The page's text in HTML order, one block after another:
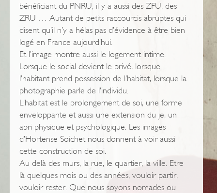
bénéficiant du PNRU, il y a aussi des ZFU, des
ZRU … Autant de petits raccourcis abruptes qui
disent qu’il n’y a hélas pas d’évidence à être bien
logé en France aujourd’hui.
Et l’image montre aussi le logement intime.
Lorsque le social devient le privé, lorsque
l’habitant prend possession de l’habitat, lorsque la
photographie parle de l’individu.
L’habitat est le prolongement de soi, une forme
enveloppante et aussi une extension du je, un
abri physique et psychologique. Les images
d’Hortense Soichet nous donnent à voir aussi
cette construction de soi.
Au delà des murs, la rue, le quartier, la ville. Etre
là quelques mois ou des années, vouloir partir,
vouloir rester. Que nous soyons nomades ou